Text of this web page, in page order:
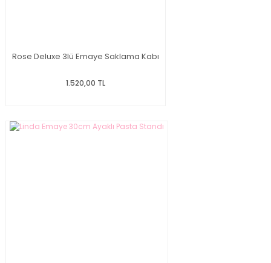
Rose Deluxe 3lü Emaye Saklama Kabı
1.520,00 TL